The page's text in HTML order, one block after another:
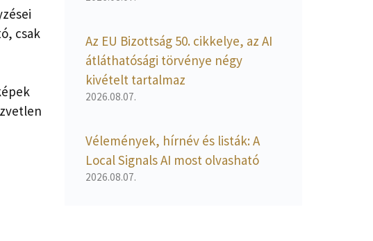
csak
Az EU Bizottság 50. cikkelye, az AI
átláthatósági törvénye négy
kivételt tartalmaz
2026.08.07.
Vélemények, hírnév és listák: A
Local Signals AI most olvasható
2026.08.07.